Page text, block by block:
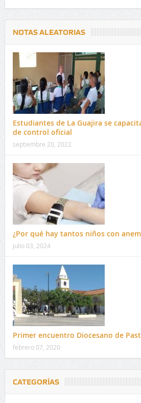
NOTAS ALEATORIAS
Estudiantes de La Guajira se
de control oficial
septiembre 20, 2022
¿Por qué hay tantos niños con
julio 03, 2024
Primer encuentro Diocesano de
febrero 07, 2020
CATEGORÍAS